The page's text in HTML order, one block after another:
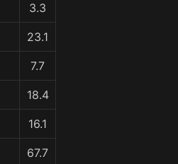
3.3
23.1
7.7
18.4
16.1
67.7